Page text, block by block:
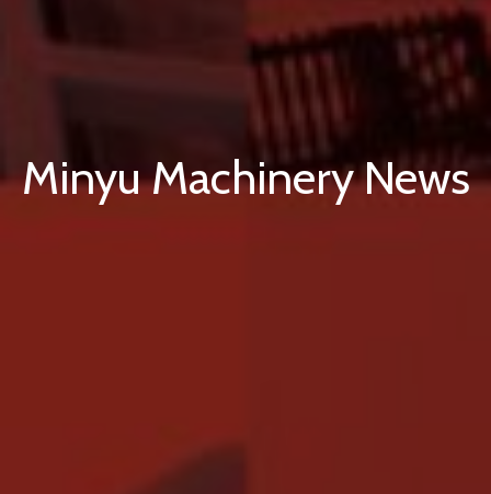
Minyu Machinery News